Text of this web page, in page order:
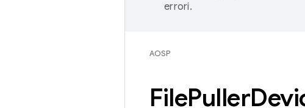
errori.
AOSP
FilePuller